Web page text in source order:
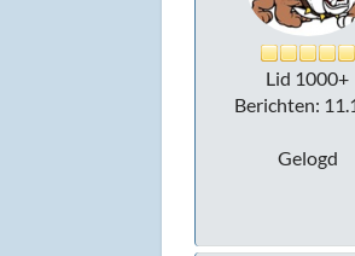
Lid 1000+
Berichten:
Gelogd